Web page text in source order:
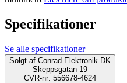
Specifikationer
Se alle specifikationer
Solgt af Conrad Elektronik DK
Skeppsgatan 19
CVR-nr: 556678-4624